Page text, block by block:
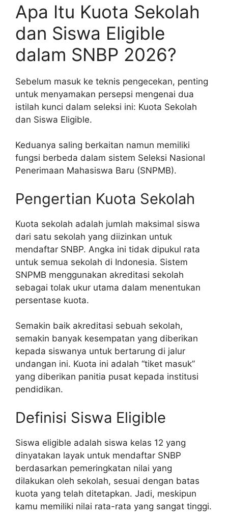
Apa Itu Kuota Sekolah
dan Siswa Eligible
dalam SNBP 2026?
Sebelum masuk ke teknis pengecekan, penting
untuk menyamakan persepsi mengenai dua
istilah kunci dalam seleksi ini: Kuota Sekolah
dan Siswa Eligible.
Keduanya saling berkaitan namun memiliki
fungsi berbeda dalam sistem Seleksi Nasional
Penerimaan Mahasiswa Baru (SNPMB).
Pengertian Kuota Sekolah
Kuota sekolah adalah jumlah maksimal siswa
dari satu sekolah yang diizinkan untuk
mendaftar SNBP. Angka ini tidak dipukul rata
untuk semua sekolah di Indonesia. Sistem
SNPMB menggunakan akreditasi sekolah
sebagai tolak ukur utama dalam menentukan
persentase kuota.
Semakin baik akreditasi sebuah sekolah,
semakin banyak kesempatan yang diberikan
kepada siswanya untuk bertarung di jalur
undangan ini. Kuota ini adalah “tiket masuk”
yang diberikan panitia pusat kepada institusi
pendidikan.
Definisi Siswa Eligible
Siswa eligible adalah siswa kelas 12 yang
dinyatakan layak untuk mendaftar SNBP
berdasarkan pemeringkatan nilai yang
dilakukan oleh sekolah, sesuai dengan batas
kuota yang telah ditetapkan. Jadi, meskipun
kamu memiliki nilai rata-rata yang sangat tinggi.